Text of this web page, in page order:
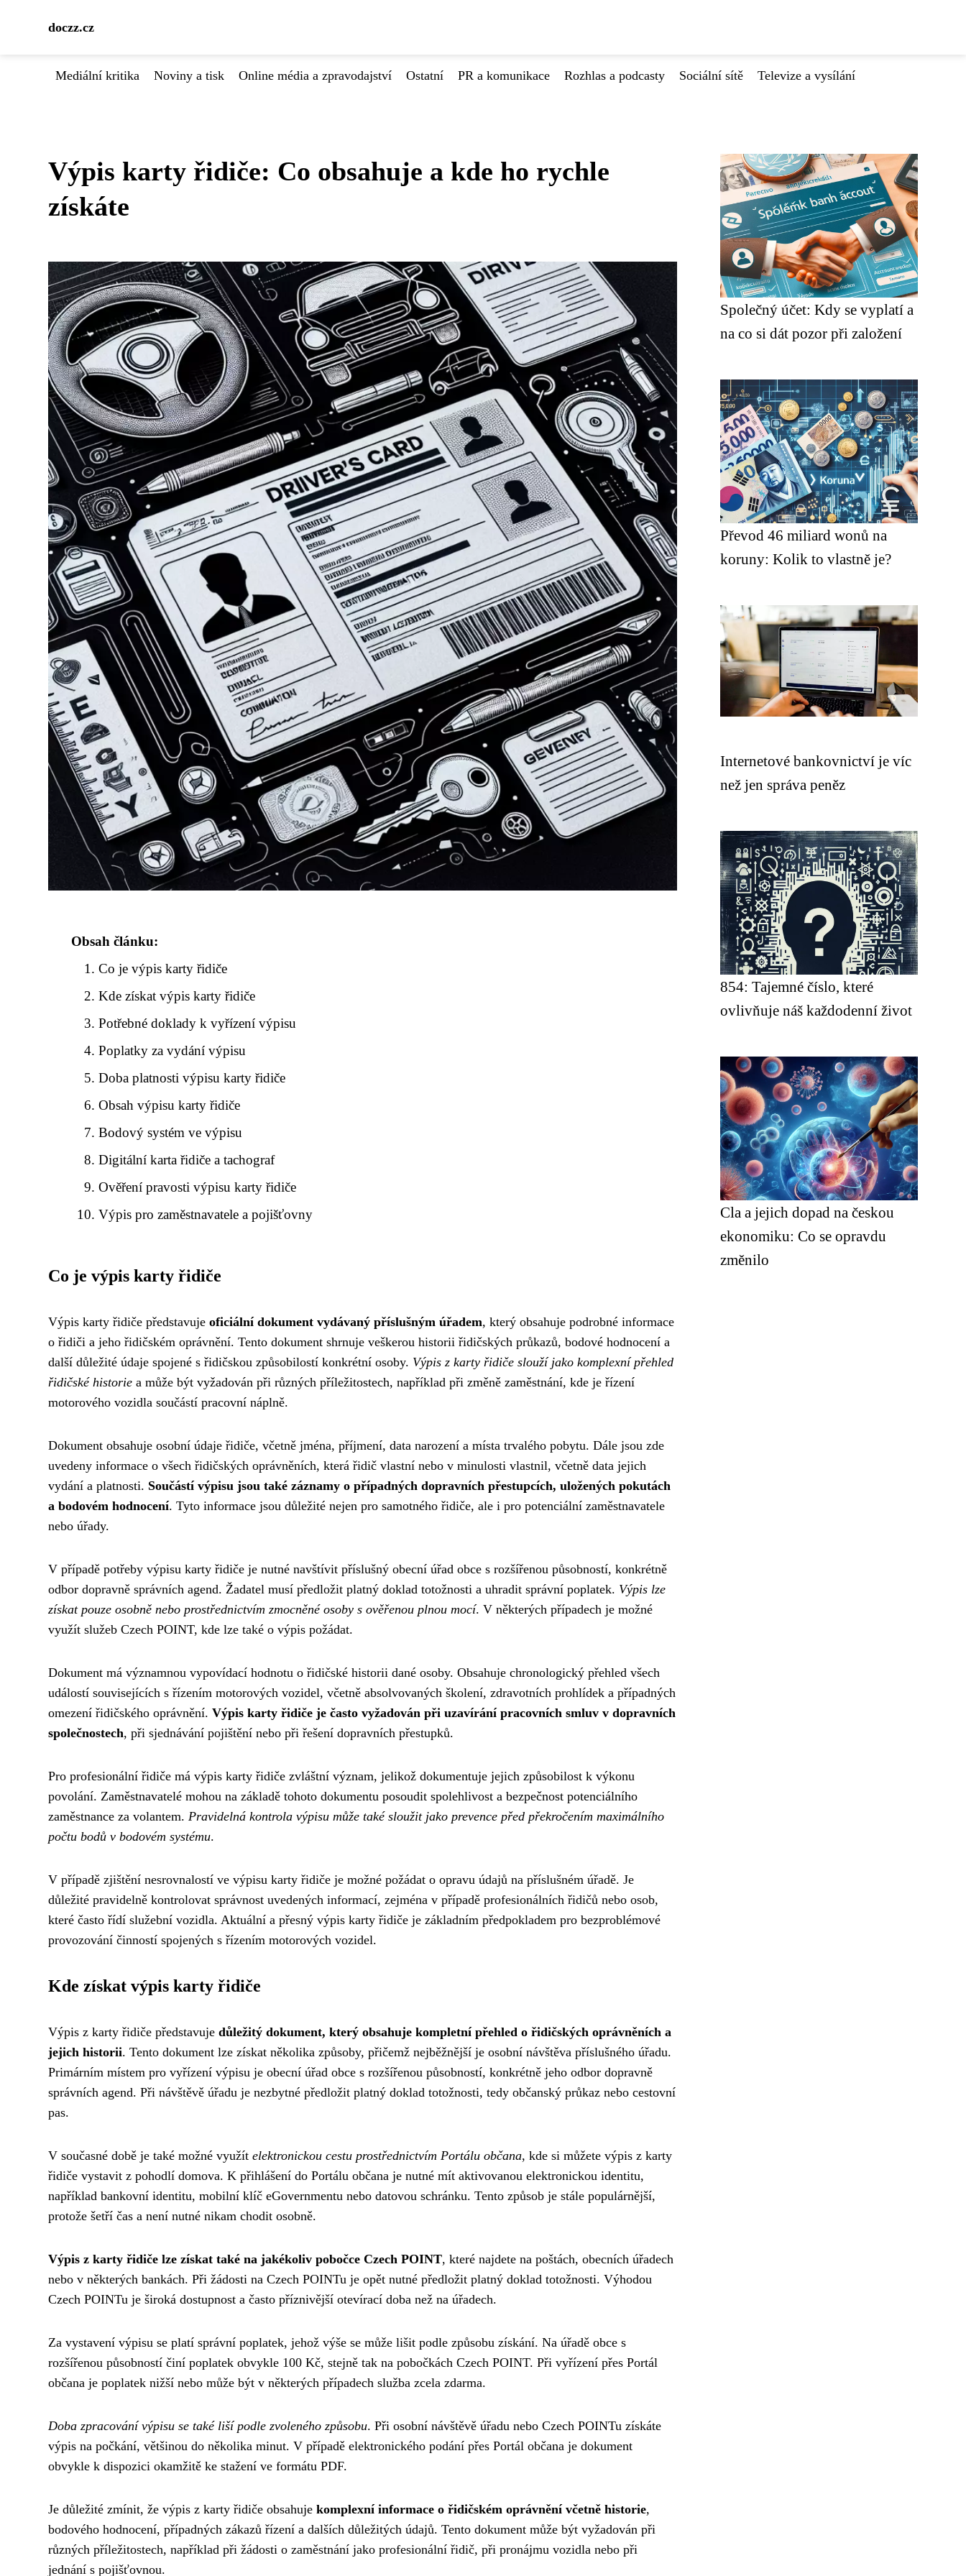
doczz.cz
Mediální kritika Noviny a tisk Online média a zpravodajství Ostatní PR a komunikace Rozhlas a podcasty Sociální sítě Televize a vysílání
Výpis karty řidiče: Co obsahuje a kde ho rychle
získáte
Obsah článku:
Co je výpis karty řidiče
Kde získat výpis karty řidiče
Potřebné doklady k vyřízení výpisu
Poplatky za vydání výpisu
Doba platnosti výpisu karty řidiče
Obsah výpisu karty řidiče
Bodový systém ve výpisu
Digitální karta řidiče a tachograf
Ověření pravosti výpisu karty řidiče
Výpis pro zaměstnavatele a pojišťovny
Co je výpis karty řidiče
Výpis karty řidiče představuje oficiální dokument vydávaný příslušným úřadem, který obsahuje podrobné informace
o řidiči a jeho řidičském oprávnění. Tento dokument shrnuje veškerou historii řidičských průkazů, bodové hodnocení a
další důležité údaje spojené s řidičskou způsobilostí konkrétní osoby. Výpis z karty řidiče slouží jako komplexní přehled
řidičské historie a může být vyžadován při různých příležitostech, například při změně zaměstnání, kde je řízení
motorového vozidla součástí pracovní náplně.
Dokument obsahuje osobní údaje řidiče, včetně jména, příjmení, data narození a místa trvalého pobytu. Dále jsou zde
uvedeny informace o všech řidičských oprávněních, která řidič vlastní nebo v minulosti vlastnil, včetně data jejich
vydání a platnosti. Součástí výpisu jsou také záznamy o případných dopravních přestupcích, uložených pokutách
a bodovém hodnocení. Tyto informace jsou důležité nejen pro samotného řidiče, ale i pro potenciální zaměstnavatele
nebo úřady.
V případě potřeby výpisu karty řidiče je nutné navštívit příslušný obecní úřad obce s rozšířenou působností, konkrétně
odbor dopravně správních agend. Žadatel musí předložit platný doklad totožnosti a uhradit správní poplatek. Výpis lze
získat pouze osobně nebo prostřednictvím zmocněné osoby s ověřenou plnou mocí. V některých případech je možné
využít služeb Czech POINT, kde lze také o výpis požádat.
Dokument má významnou vypovídací hodnotu o řidičské historii dané osoby. Obsahuje chronologický přehled všech
událostí souvisejících s řízením motorových vozidel, včetně absolvovaných školení, zdravotních prohlídek a případných
omezení řidičského oprávnění. Výpis karty řidiče je často vyžadován při uzavírání pracovních smluv v dopravních
společnostech, při sjednávání pojištění nebo při řešení dopravních přestupků.
Pro profesionální řidiče má výpis karty řidiče zvláštní význam, jelikož dokumentuje jejich způsobilost k výkonu
povolání. Zaměstnavatelé mohou na základě tohoto dokumentu posoudit spolehlivost a bezpečnost potenciálního
zaměstnance za volantem. Pravidelná kontrola výpisu může také sloužit jako prevence před překročením maximálního
počtu bodů v bodovém systému.
V případě zjištění nesrovnalostí ve výpisu karty řidiče je možné požádat o opravu údajů na příslušném úřadě. Je
důležité pravidelně kontrolovat správnost uvedených informací, zejména v případě profesionálních řidičů nebo osob,
které často řídí služební vozidla. Aktuální a přesný výpis karty řidiče je základním předpokladem pro bezproblémové
provozování činností spojených s řízením motorových vozidel.
Kde získat výpis karty řidiče
Výpis z karty řidiče představuje důležitý dokument, který obsahuje kompletní přehled o řidičských oprávněních a
jejich historii. Tento dokument lze získat několika způsoby, přičemž nejběžnější je osobní návštěva příslušného úřadu.
Primárním místem pro vyřízení výpisu je obecní úřad obce s rozšířenou působností, konkrétně jeho odbor dopravně
správních agend. Při návštěvě úřadu je nezbytné předložit platný doklad totožnosti, tedy občanský průkaz nebo cestovní
pas.
V současné době je také možné využít elektronickou cestu prostřednictvím Portálu občana, kde si můžete výpis z karty
řidiče vystavit z pohodlí domova. K přihlášení do Portálu občana je nutné mít aktivovanou elektronickou identitu,
například bankovní identitu, mobilní klíč eGovernmentu nebo datovou schránku. Tento způsob je stále populárnější,
protože šetří čas a není nutné nikam chodit osobně.
Výpis z karty řidiče lze získat také na jakékoliv pobočce Czech POINT, které najdete na poštách, obecních úřadech
nebo v některých bankách. Při žádosti na Czech POINTu je opět nutné předložit platný doklad totožnosti. Výhodou
Czech POINTu je široká dostupnost a často příznivější otevírací doba než na úřadech.
Za vystavení výpisu se platí správní poplatek, jehož výše se může lišit podle způsobu získání. Na úřadě obce s
rozšířenou působností činí poplatek obvykle 100 Kč, stejně tak na pobočkách Czech POINT. Při vyřízení přes Portál
občana je poplatek nižší nebo může být v některých případech služba zcela zdarma.
Doba zpracování výpisu se také liší podle zvoleného způsobu. Při osobní návštěvě úřadu nebo Czech POINTu získáte
výpis na počkání, většinou do několika minut. V případě elektronického podání přes Portál občana je dokument
obvykle k dispozici okamžitě ke stažení ve formátu PDF.
Je důležité zmínit, že výpis z karty řidiče obsahuje komplexní informace o řidičském oprávnění včetně historie,
bodového hodnocení, případných zákazů řízení a dalších důležitých údajů. Tento dokument může být vyžadován při
různých příležitostech, například při žádosti o zaměstnání jako profesionální řidič, při pronájmu vozidla nebo při
jednání s pojišťovnou.
Společný účet: Kdy se vyplatí a
na co si dát pozor při založení
Převod 46 miliard wonů na
koruny: Kolik to vlastně je?
Internetové bankovnictví je víc
než jen správa peněz
854: Tajemné číslo, které
ovlivňuje náš každodenní život
Cla a jejich dopad na českou
ekonomiku: Co se opravdu
změnilo